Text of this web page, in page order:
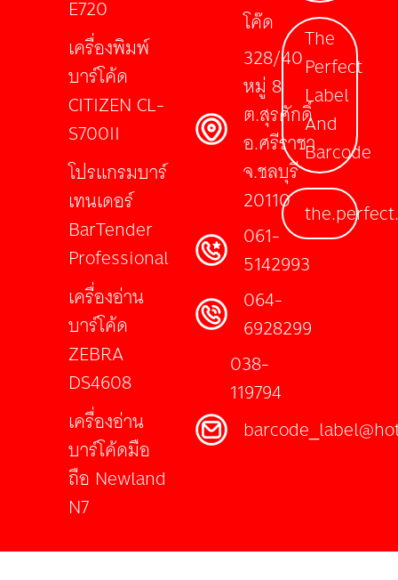
E720
เครื่องพิมพ์
บาร์โค้ด
CITIZEN CL-
S700II
โปรแกรมบาร์
เทนเดอร์
BarTender
Professional
เครื่องอ่าน
บาร์โค้ด
ZEBRA
DS4608
เครื่องอ่าน
บาร์โค้ดมือ
ถือ Newland
N7
โค๊ด
328/40
หมู่ 8
ต.สุรศักดิ์
อ.ศรีราชา
จ.ชลบุรี
20110
061-
5142993
064-
6928299
038-
119794
The
Perfect
Label
And
Barcode